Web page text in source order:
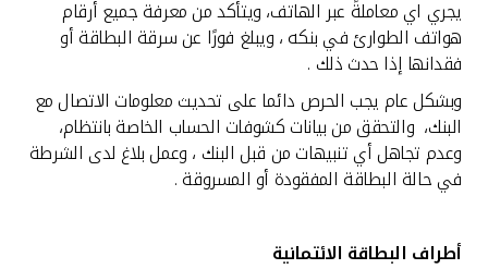
يجري اي معاملةً عبر الهاتف، ويتأكد من معرفة جميع أرقام
هواتف الطوارئ في بنكه ، ويبلغ فورًا عن سرقة البطاقة أو
فقدانها إذا حدث ذلك .
وبشكل عام يجب الحرص دائما على تحديث معلومات الاتصال مع
البنك، والتحقق من بيانات كشوفات الحساب الخاصة بانتظام،
وعدم تجاهل أي تنبيهات من قبل البنك ، وعمل بلاغ لدى الشرطة
في حالة البطاقة المفقودة أو المسروقة .
أطراف البطاقة الائتمانية